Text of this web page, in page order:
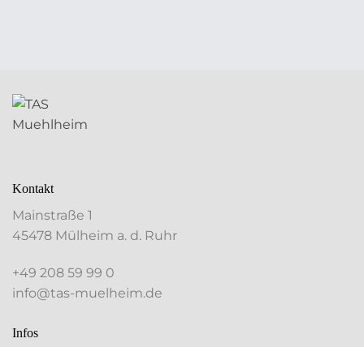
Kontakt
Mainstraße 1
45478 Mülheim a. d. Ruhr
+49 208 59 99 0
info@tas-muelheim.de
Infos